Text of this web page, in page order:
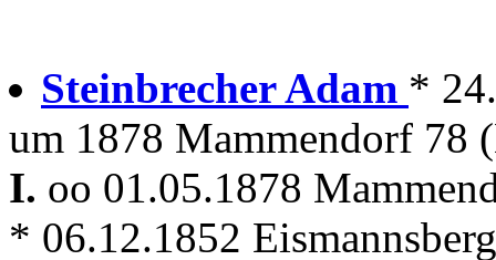
Steinbrecher Adam *
um 1878 Mammendorf 78
I. oo 01.05.1878
* 06.12.1852 Eismannsberg